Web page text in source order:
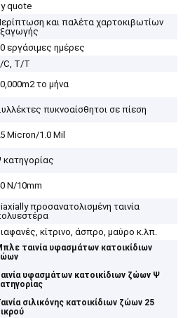
quote
και παλέτα χαρτοκιβωτίων
εργάσιμες ημέρες
C, T/T
το μήνα
πυκνοαίσθητοι σε πίεση
Micron/1.0 Mil
κατηγορίας
N/10mm
προσανατολισμένη ταινία
κίτρινο, άσπρο, μαύρο κ.λπ.
ταινία υφασμάτων κατοικίδιων
υφασμάτων κατοικίδιων ζώων Ψ
σιλικόνης κατοικίδιων ζώων 25